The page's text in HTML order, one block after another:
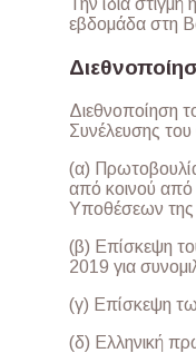
Την ίδια
εβδομάδα στη
Διεθνοποίηση
Συνέλευσης
(α)
από κοινού από
Υποθέσεων
(β) Επίσκεψη
2019 για
(γ) Επίσκεψη
(δ) Ελληνική